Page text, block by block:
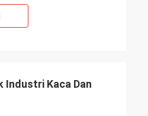
Industri Kaca Dan